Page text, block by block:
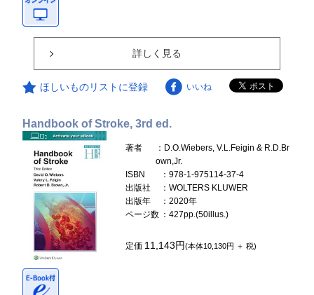
詳しく見る
ほしいものリストに登録 いいね
Handbook of Stroke, 3rd ed.
著者
：D.O.Wiebers, V.L.Feigin & R.D.Br
own,Jr.
ISBN
：978-1-975114-37-4
出版社
：WOLTERS KLUWER
出版年
：2020年
ページ数 ：427pp.(50illus.)
定価 11,143円(本体10,130円 ＋ 税)